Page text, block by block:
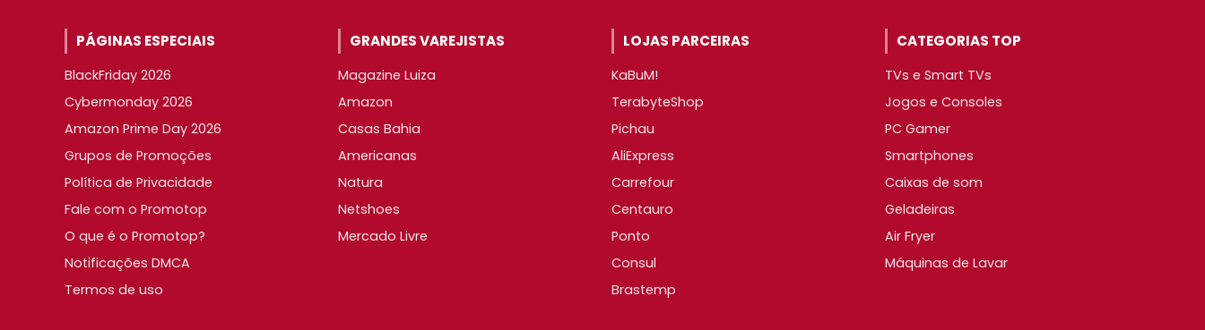
PÁGINAS ESPECIAIS
BlackFriday 2026
Cybermonday 2026
Amazon Prime Day 2026
Grupos de Promoções
Política de Privacidade
Fale com o Promotop
O que é o Promotop?
Notificações DMCA
Termos de uso
GRANDES VAREJISTAS
Magazine Luiza
Amazon
Casas Bahia
Americanas
Natura
Netshoes
Mercado Livre
LOJAS PARCEIRAS
KaBuM!
TerabyteShop
Pichau
AliExpress
Carrefour
Centauro
Ponto
Consul
Brastemp
CATEGORIAS TOP
TVs e Smart TVs
Jogos e Consoles
PC Gamer
Smartphones
Caixas de som
Geladeiras
Air Fryer
Máquinas de Lavar